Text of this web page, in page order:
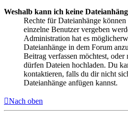
Weshalb kann ich keine
Rechte für Dateianhänge
einzelne Benutzer vergeben
Administration hat es
Dateianhänge in dem Forum
Beitrag verfassen möchtest, oder
dürfen Dateien hochladen. Du
kontaktieren, falls du dir nicht
Dateianhänge anfügen kannst.
Nach oben